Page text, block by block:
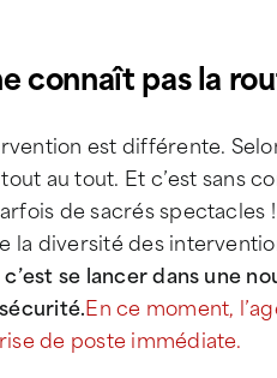
connaît pas la
est différente.
au tout. Et c’est sans
de sacrés
diversité des
se lancer dans une
En ce moment,
de poste immédiate.